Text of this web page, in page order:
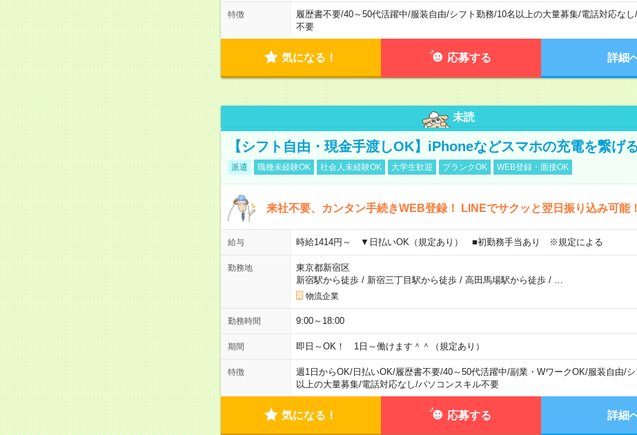
特徴 履歴書不要/40～50代活躍中/服装自由/シフト勤務/10名以上の大量募集/電話対応なし/
不要
気になる！ 応募する 詳細
未読
【シフト自由・現金手渡しOK】iPhoneなどスマホの充電を繋げ
派遣 職種未経験OK 社会人未経験OK 大学生歓迎 ブランクOK WEB登録・面接OK
来社不要、カンタン手続きWEB登録！ LINEでサクッと翌日振り込み可能！
給与 時給1414円～ ▼日払いOK（規定あり） ■初勤務手当あり ※規定による
勤務地
東京都新宿区
新宿駅から徒歩/ 新宿三丁目駅から徒歩/ 高田馬場駅から徒歩/
物流企業
勤務時間 9:00～18:00
期間 即日～OK！ 1日～働けます＾＾（規定あり）
特徴 週1日からOK/日払いOK/履歴書不要/40～50代活躍中/副業・WワークOK/服装自由/シ
以上の大量募集/電話対応なし/パソコンスキル不要
気になる！ 応募する 詳細